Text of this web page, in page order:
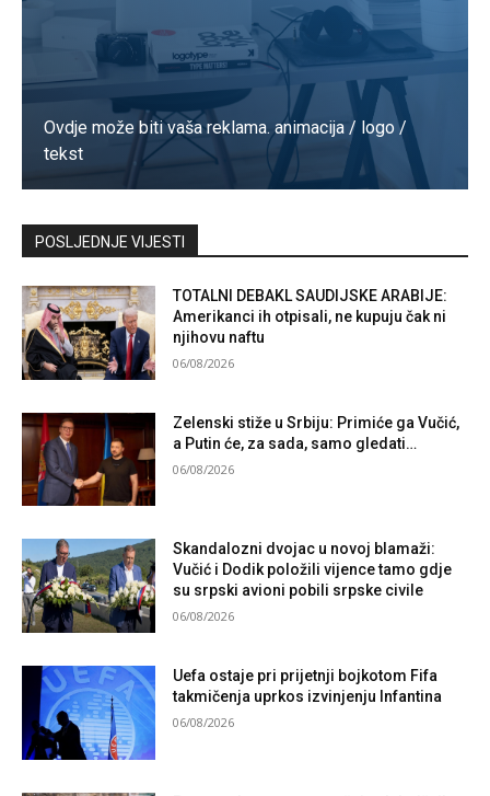
Ovdje može biti vaša reklama. animacija / logo /
tekst
Kontaktirajte nas
POSLJEDNJE VIJESTI
TOTALNI DEBAKL SAUDIJSKE ARABIJE:
Amerikanci ih otpisali, ne kupuju čak ni
njihovu naftu
06/08/2026
Zelenski stiže u Srbiju: Primiće ga Vučić,
a Putin će, za sada, samo gledati…
06/08/2026
Skandalozni dvojac u novoj blamaži:
Vučić i Dodik položili vijence tamo gdje
su srpski avioni pobili srpske civile
06/08/2026
Uefa ostaje pri prijetnji bojkotom Fifa
takmičenja uprkos izvinjenju Infantina
06/08/2026